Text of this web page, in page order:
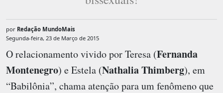
por Redação MundoMais
Segunda-feira, 23 de Março de 2015
O relacionamento vivido por Teresa (Fernanda
Montenegro) e Estela (Nathalia Thimberg), em
“Babilônia”, chama atenção para um fenômeno que